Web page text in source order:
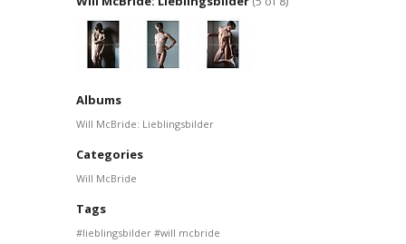
Albums
Will McBride: Lieblingsbilder
Categories
Will McBride
Tags
lieblingsbilder will mcbride